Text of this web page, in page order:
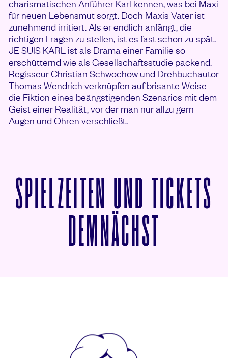
charismatischen Anführer Karl kennen, was bei Maxi
für neuen Lebensmut sorgt. Doch Maxis Vater ist
zunehmend irritiert. Als er endlich anfängt, die
richtigen Fragen zu stellen, ist es fast schon zu spät.
JE SUIS KARL ist als Drama einer Familie so
erschütternd wie als Gesellschaftsstudie packend.
Regisseur Christian Schwochow und Drehbuchautor
Thomas Wendrich verknüpfen auf brisante Weise
die Fiktion eines beängstigenden Szenarios mit dem
Geist einer Realität, vor der man nur allzu gern
Augen und Ohren verschließt.
SPIELZEITEN UND TICKETS
DEMNÄCHST